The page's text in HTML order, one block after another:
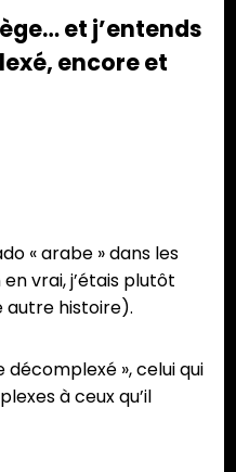
et j’entends
encore et
« arabe » dans les
vrai, j’étais plutôt
autre histoire).
décomplexé », celui qui
à ceux qu’il